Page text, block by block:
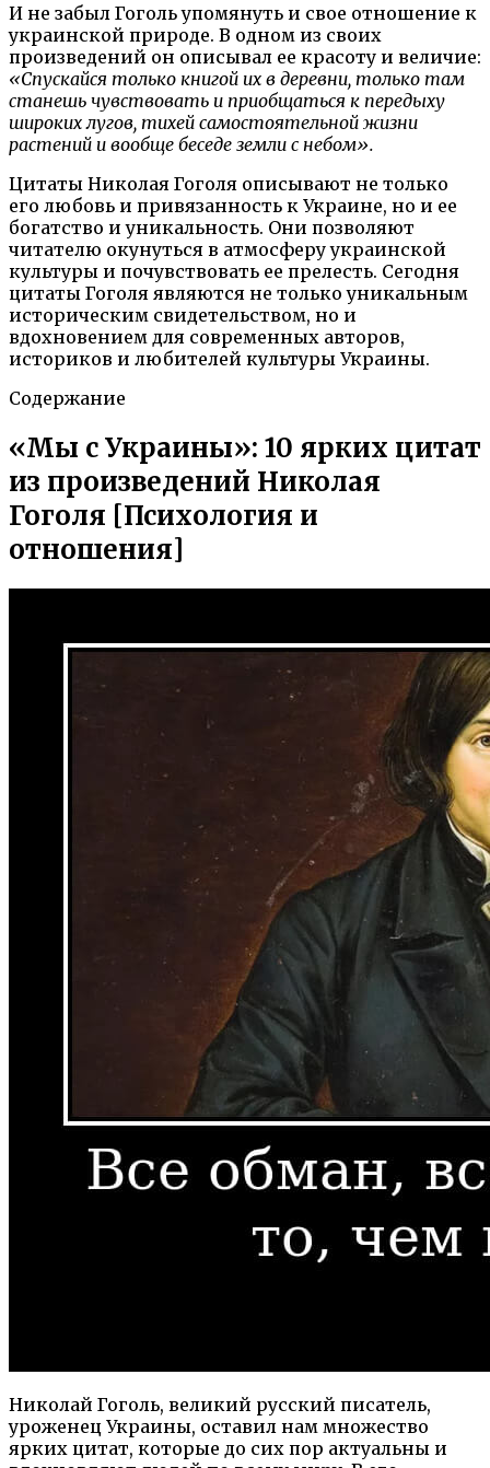
И не забыл Гоголь упомянуть и свое отношение к
украинской природе. В одном из своих
произведений он описывал ее красоту и величие:
«Спускайся только книгой их в деревни, только там
станешь чувствовать и приобщаться к передыху
широких лугов, тихей самостоятельной жизни
растений и вообще беседе земли с небом».
Цитаты Николая Гоголя описывают не только
его любовь и привязанность к Украине, но и ее
богатство и уникальность. Они позволяют
читателю окунуться в атмосферу украинской
культуры и почувствовать ее прелесть. Сегодня
цитаты Гоголя являются не только уникальным
историческим свидетельством, но и
вдохновением для современных авторов,
историков и любителей культуры Украины.
Содержание
«Мы с Украины»: 10 ярких цитат
из произведений Николая
Гоголя [Психология и
отношения]
Николай Гоголь, великий русский писатель,
уроженец Украины, оставил нам множество
ярких цитат, которые до сих пор актуальны и